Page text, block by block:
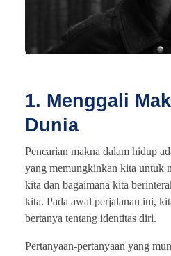
1. Menggali
Dunia
Pencarian makna dalam hidup
yang memungkinkan kita untuk
kita dan bagaimana kita
kita. Pada awal perjalanan ini,
bertanya tentang identitas diri.
Pertanyaan-pertanyaan yang